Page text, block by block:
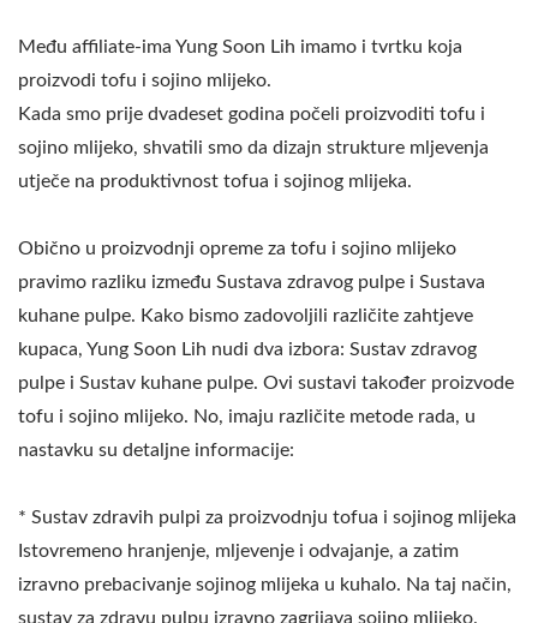
Među affiliate-ima Yung Soon Lih imamo i tvrtku koja
proizvodi tofu i sojino mlijeko.
Kada smo prije dvadeset godina počeli proizvoditi tofu i
sojino mlijeko, shvatili smo da dizajn strukture mljevenja
utječe na produktivnost tofua i sojinog mlijeka.
Obično u proizvodnji opreme za tofu i sojino mlijeko
pravimo razliku između Sustava zdravog pulpe i Sustava
kuhane pulpe. Kako bismo zadovoljili različite zahtjeve
kupaca, Yung Soon Lih nudi dva izbora: Sustav zdravog
pulpe i Sustav kuhane pulpe. Ovi sustavi također proizvode
tofu i sojino mlijeko. No, imaju različite metode rada, u
nastavku su detaljne informacije:
* Sustav zdravih pulpi za proizvodnju tofua i sojinog mlijeka
Istovremeno hranjenje, mljevenje i odvajanje, a zatim
izravno prebacivanje sojinog mlijeka u kuhalo. Na taj način,
sustav za zdravu pulpu izravno zagrijava sojino mlijeko.